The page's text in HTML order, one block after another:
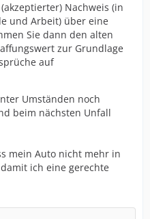
Nachweis (in
und Arbeit) über eine
Sie dann den alten
zur Grundlage
auf
Umständen noch
beim nächsten Unfall
mein Auto nicht mehr in
ich eine gerechte